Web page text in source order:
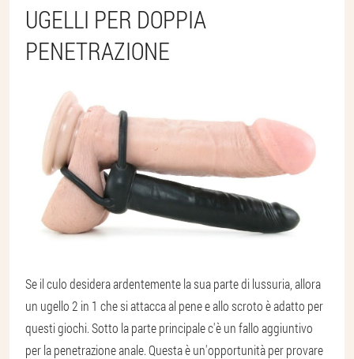
UGELLI PER DOPPIA
PENETRAZIONE
Se il culo desidera ardentemente la sua parte di lussuria, allora
un ugello 2 in 1 che si attacca al pene e allo scroto è adatto per
questi giochi. Sotto la parte principale c'è un fallo aggiuntivo
per la penetrazione anale. Questa è un'opportunità per provare